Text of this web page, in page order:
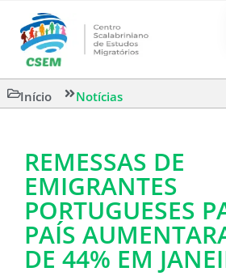
Início Notícias
REMESSAS DE
EMIGRANTES
PORTUGUESES
PAÍS
DE 44% EM